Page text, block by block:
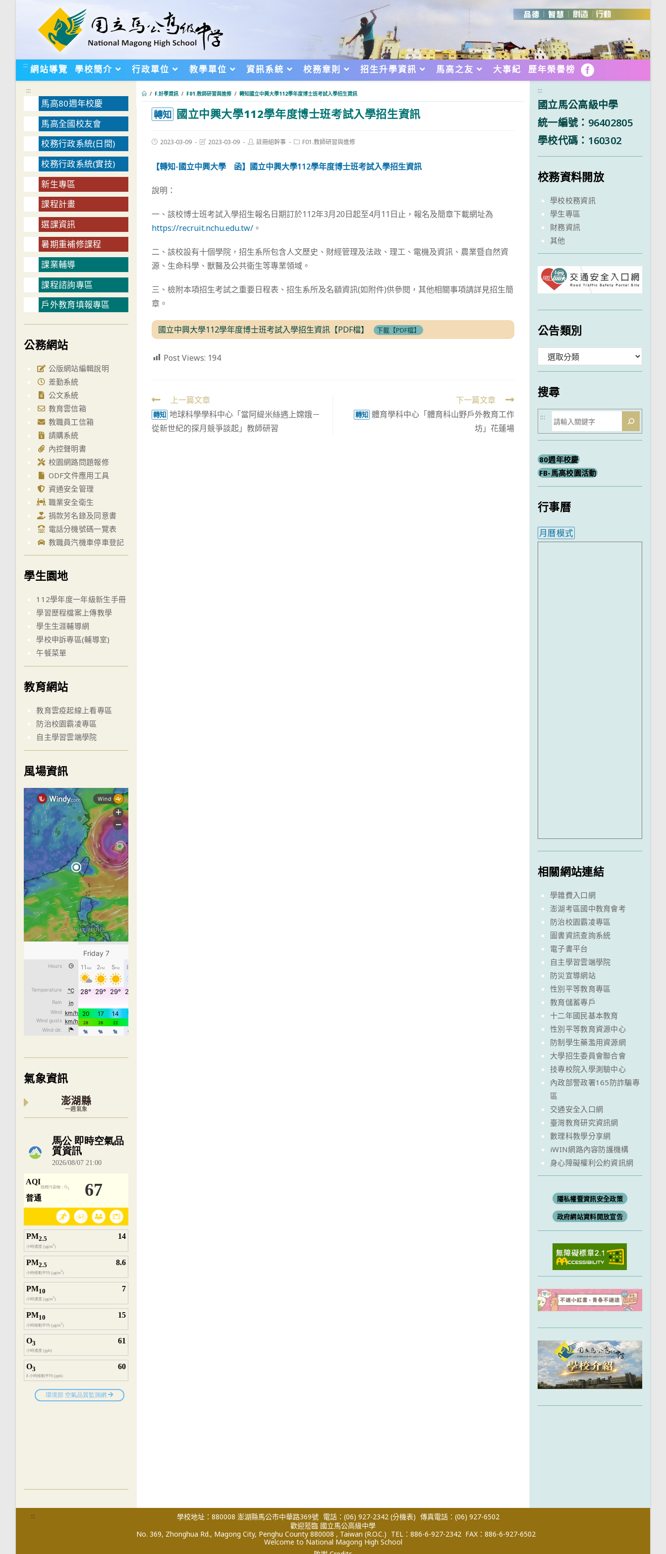
::: 網站導覽 學校簡介 行政單位 教學單位 資訊系統 校務章則 招生升學資訊 馬高之友 大事紀 歷年榮譽榜 FB
/ F.好學資訊 / F01.教師研習與進修 / 轉知國立中興大學112學年度博士班考試入學招生資訊
轉知 國立中興大學112學年度博士班考試入學招生資訊
Post2023-03-09
Post2023-03-09
Post註冊組幹事
PostF01.教師研習與進修
【轉知-國立中興大學 函】國立中興大學112學年度博士班考試入學招生資訊
說明：
一、該校博士班考試入學招生報名日期訂於112年3月20日起至4月11日止，報名及簡章下載網址為
https://recruit.nchu.edu.tw/ 。
二、該校設有十個學院，招生系所包含人文歷史、財經管理及法政、理工、電機及資訊、農業暨自然資
源、生命科學、獸醫及公共衛生等專業領域。
三、檢附本項招生考試之重要日程表、招生系所及名額資訊(如附件)供參閱，其他相關事項請詳見招生簡
章。
國立中興大學112學年度博士班考試入學招生資訊【PDF檔】 下載【PDF檔】
Post Views: 194
Read
more
articles
上一篇文章
轉知 地球科學學科中心「當阿緹米絲遇上嫦娥－
從新世紀的探月競爭談起」教師研習
下一篇文章
轉知 體育學科中心「體育科山野戶外教育工作
坊」花蓮場
:::
馬高80週年校慶
馬高全國校友會
校務行政系統(日間)
校務行政系統(實技)
新生專區
課程計畫
選課資訊
暑期重補修課程
課業輔導
課程諮詢專區
戶外教育填報專區
公務網站
公版網站編輯說明
差勤系統
公文系統
教育雲信箱
教職員工信箱
請購系統
內控聲明書
校園網路問題報修
ODF文件應用工具
資通安全管理
職業安全衛生
捐款芳名錄及同意書
電話分機號碼一覽表
教職員汽機車停車登記
學生園地
112學年度一年級新生手冊
學習歷程檔案上傳教學
學生生涯輔導網
學校申訴專區(輔導室)
午餐菜單
教育網站
教育雲疫起線上看專區
防治校園霸凌專區
自主學習雲端學院
風場資訊
氣象資訊
澎湖縣
一週氣象
內嵌空氣品質小工具為視覺預覽，完整即時空氣品質資料請開啟
:::
國立馬公高級中學
統一編號：96402805
學校代碼：160302
校務資料開放
學校校務資訊
學生專區
財務資訊
其他
公告類別
類
搜尋
搜
尋
:::
80週年校慶
FB-馬高校園活動
行事曆
月曆模式
相關網站連結
學雜費入口網
澎湖考區國中教育會考
防治校園霸凌專區
圖書資訊查詢系統
電子書平台
自主學習雲端學院
防災宣導網站
性別平等教育專區
教育儲蓄專戶
十二年國民基本教育
性別平等教育資源中心
防制學生藥濫用資源網
大學招生委員會聯合會
技專校院入學測驗中心
內政部警政署165防詐騙專
區
交通安全入口網
臺灣教育研究資訊網
數理科教學分享網
iWIN網路內容防護機構
身心障礙權利公約資訊網
隱私權暨資訊安全政策
政府網站資料開放宣告
::: 學校地址：880008 澎湖縣馬公市中華路369號 電話：(06) 927-2342 (分機表) 傳真電話：(06) 927-6502
歡迎蒞臨 國立馬公高級中學
No. 369, Zhonghua Rd., Magong City, Penghu County 880008 , Taiwan (R.O.C.) TEL：886-6-927-2342 FAX：886-6-927-6502
Welcome to National Magong High School